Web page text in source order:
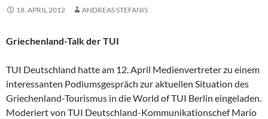
18. APRIL 2012 ANDREAS STEFANIS
Griechenland-Talk der TUI
TUI Deutschland hatte am 12. April Medienvertreter zu einem
interessanten Podiumsgespräch zur aktuellen Situation des
Griechenland-Tourismus in die World of TUI Berlin eingeladen.
Moderiert von TUI Deutschland-Kommunikationschef Mario